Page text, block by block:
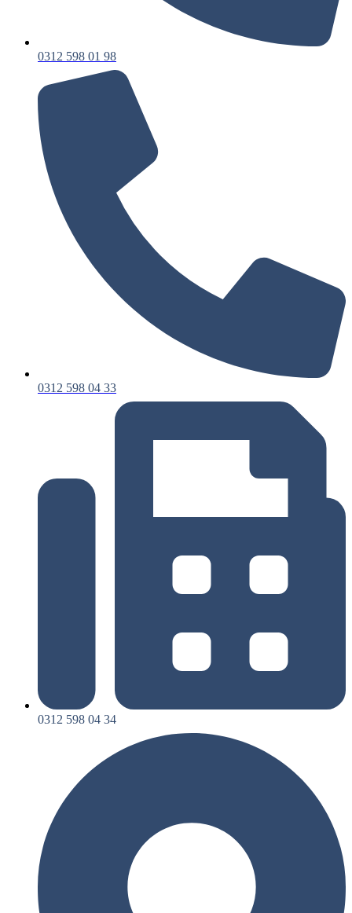
0312 598 01 98
0312 598 04 33
0312 598 04 34